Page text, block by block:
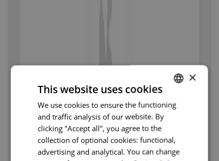
PORTUGUESE
ENGLISH
×
This website uses cookies
We use cookies to ensure the functioning
and traffic analysis of our website. By
clicking "Accept all", you agree to the
collection of optional cookies: functional,
advertising and analytical. You can change